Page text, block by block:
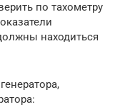
по тахометру
находиться